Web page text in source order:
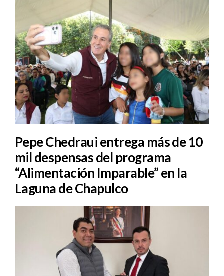
Pepe Chedraui entrega más de 10
mil despensas del programa
“Alimentación Imparable” en la
Laguna de Chapulco